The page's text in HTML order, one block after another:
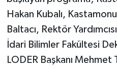
Hakan Kubalı,
Baltacı, Rektör
İdari Bilimler Fakültesi
LODER Başkanı Mehmet
Haber Arşivi